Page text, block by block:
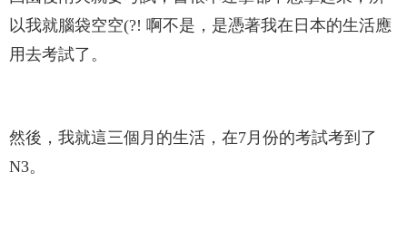
以我就腦袋空空(?! 啊不是，是憑著我在日本的生活應
用去考試了。
然後，我就這三個月的生活，在7月份的考試考到了
N3。